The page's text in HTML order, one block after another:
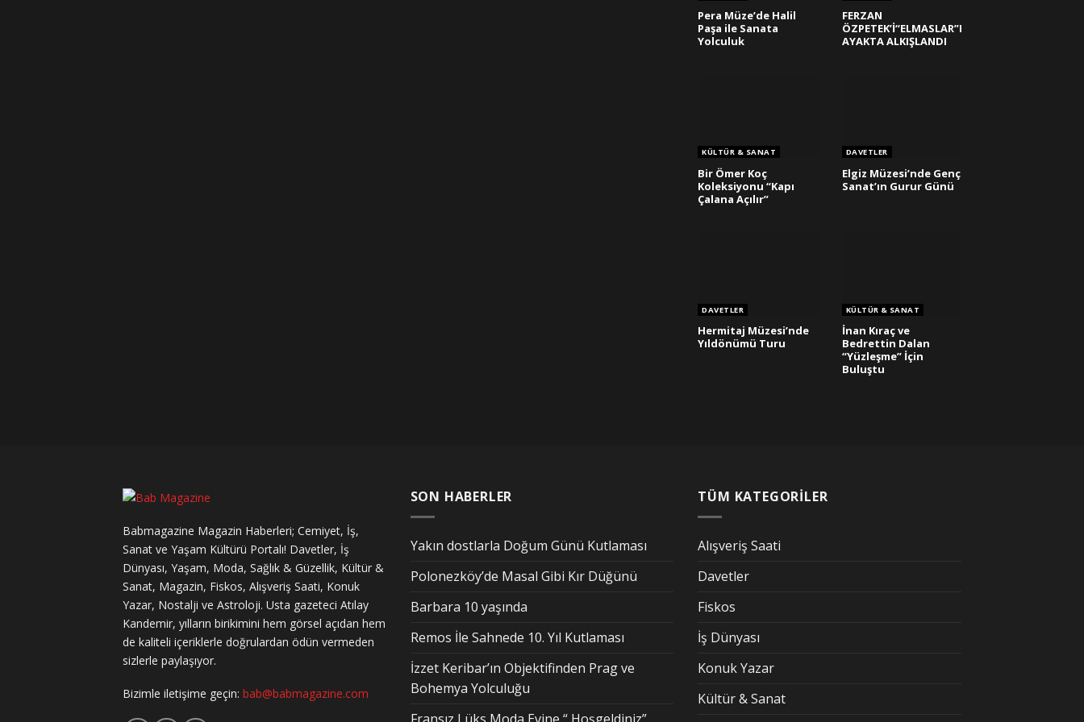
Pera Müze’de Halil
Paşa ile Sanata
Yolculuk
FERZAN
ÖZPETEK’İ“ELMASLAR”I
AYAKTA ALKIŞLANDI
KÜLTÜR & SANAT
Bir Ömer Koç
Koleksiyonu “Kapı
Çalana Açılır”
DAVETLER
Elgiz Müzesi’nde Genç
Sanat’ın Gurur Günü
DAVETLER
Hermitaj Müzesi’nde
Yıldönümü Turu
KÜLTÜR & SANAT
İnan Kıraç ve
Bedrettin Dalan
“Yüzleşme” İçin
Buluştu
Babmagazine Magazin Haberleri; Cemiyet, İş,
Sanat ve Yaşam Kültürü Portalı! Davetler, İş
Dünyası, Yaşam, Moda, Sağlık & Güzellik, Kültür &
Sanat, Magazin, Fiskos, Alışveriş Saati, Konuk
Yazar, Nostalji ve Astroloji. Usta gazeteci Atılay
Kandemir, yılların birikimini hem görsel açıdan hem
de kaliteli içeriklerle doğrulardan ödün vermeden
sizlerle paylaşıyor.
Bizimle iletişime geçin: bab@babmagazine.com
SON HABERLER
Yakın dostlarla Doğum Günü Kutlaması
Polonezköy’de Masal Gibi Kır Düğünü
Barbara 10 yaşında
Remos İle Sahnede 10. Yıl Kutlaması
İzzet Keribar’ın Objektifinden Prag ve
Bohemya Yolculuğu
TÜM KATEGORİLER
Alışveriş Saati
Davetler
Fiskos
İş Dünyası
Konuk Yazar
Kültür & Sanat